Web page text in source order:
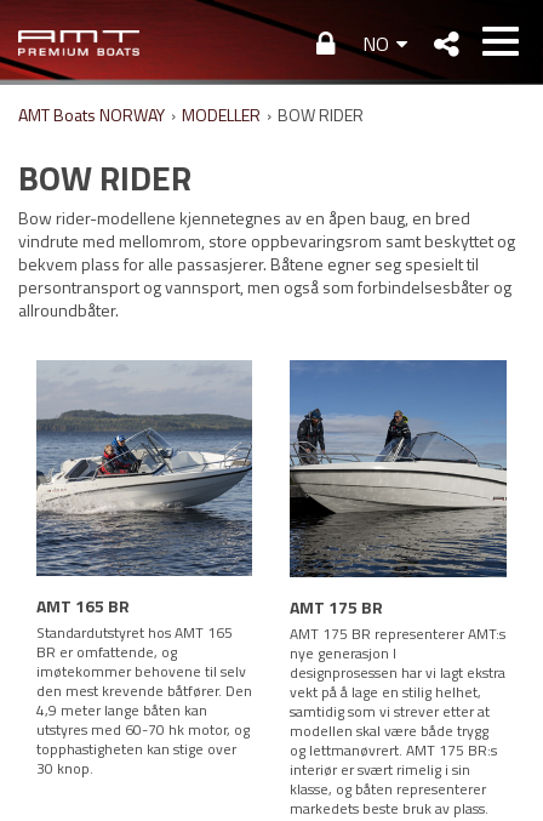
NO
AMT Boats NORWAY › MODELLER › BOW RIDER
BOW RIDER
Bow rider-modellene kjennetegnes av en åpen baug, en bred
vindrute med mellomrom, store oppbevaringsrom samt beskyttet og
bekvem plass for alle passasjerer. Båtene egner seg spesielt til
persontransport og vannsport, men også som forbindelsesbåter og
allroundbåter.
AMT 165 BR
Standardutstyret hos AMT 165
BR er omfattende, og
imøtekommer behovene til selv
den mest krevende båtfører. Den
4,9 meter lange båten kan
utstyres med 60-70 hk motor, og
topphastigheten kan stige over
30 knop.
AMT 175 BR
AMT 175 BR representerer AMT:s
nye generasjon I
designprosessen har vi lagt ekstra
vekt på å lage en stilig helhet,
samtidig som vi strever etter at
modellen skal være både trygg
og lettmanøvrert. AMT 175 BR:s
interiør er svært rimelig i sin
klasse, og båten representerer
markedets beste bruk av plass.